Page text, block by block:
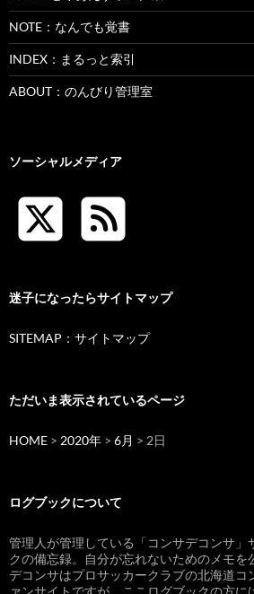
NOTE：なんでも覚書
INDEX：まるっと索引
ABOUT：のんびり管理室
ソーシャルメディア
迷子になったらサイトマップ
SITEMAP：サイトマップ
ただいま表示されているページ
HOME > 2020年 > 6月 > 2日
ログブックについて
管理人が管理している「コンサデコンサ」
クの備忘録。自分が忘れないためのメモを
デコンサはプロサッカークラブの北海道コ
ァンサイトですが、ここログブックの方に